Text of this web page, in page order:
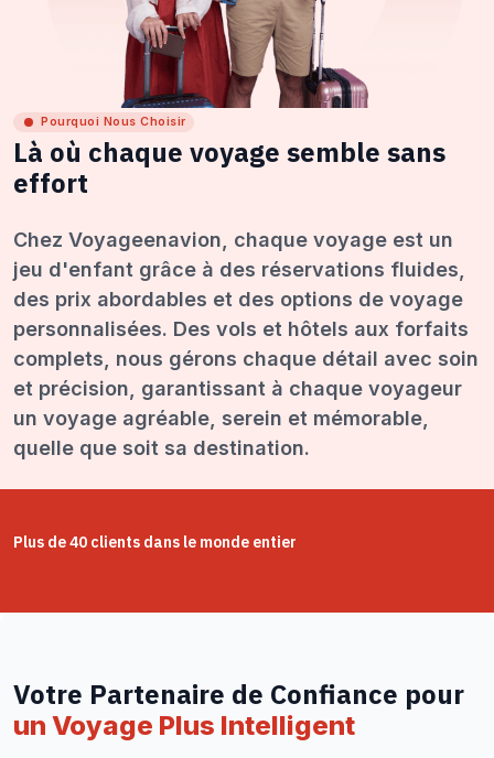
Pourquoi Nous Choisir
Là où chaque voyage semble sans
effort
Chez Voyageenavion, chaque voyage est un
jeu d'enfant grâce à des réservations fluides,
des prix abordables et des options de voyage
personnalisées. Des vols et hôtels aux forfaits
complets, nous gérons chaque détail avec soin
et précision, garantissant à chaque voyageur
un voyage agréable, serein et mémorable,
quelle que soit sa destination.
Plus de 40 clients dans le monde entier
Votre Partenaire de Confiance pour
un Voyage Plus Intelligent